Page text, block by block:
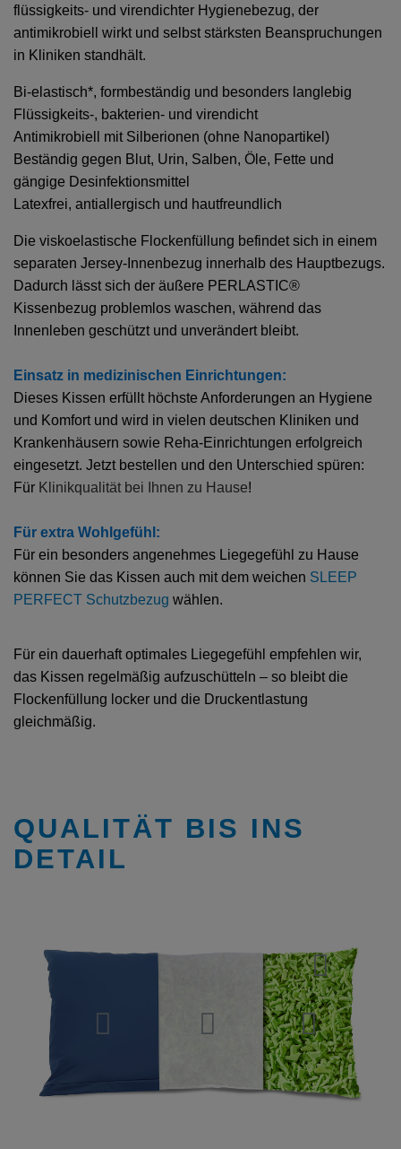
flüssigkeits- und virendichter Hygienebezug, der
antimikrobiell wirkt und selbst stärksten Beanspruchungen
in Kliniken standhält.
Bi-elastisch*, formbeständig und besonders langlebig
Flüssigkeits-, bakterien- und virendicht
Antimikrobiell mit Silberionen (ohne Nanopartikel)
Beständig gegen Blut, Urin, Salben, Öle, Fette und
gängige Desinfektionsmittel
Latexfrei, antiallergisch und hautfreundlich
Die viskoelastische Flockenfüllung befindet sich in einem
separaten Jersey-Innenbezug innerhalb des Hauptbezugs.
Dadurch lässt sich der äußere PERLASTIC®
Kissenbezug problemlos waschen, während das
Innenleben geschützt und unverändert bleibt.
Einsatz in medizinischen Einrichtungen:
Dieses Kissen erfüllt höchste Anforderungen an Hygiene
und Komfort und wird in vielen deutschen Kliniken und
Krankenhäusern sowie Reha-Einrichtungen erfolgreich
eingesetzt. Jetzt bestellen und den Unterschied spüren:
Für Klinikqualität bei Ihnen zu Hause!
Für extra Wohlgefühl:
Für ein besonders angenehmes Liegegefühl zu Hause
können Sie das Kissen auch mit dem weichen SLEEP
PERFECT Schutzbezug wählen.
Für ein dauerhaft optimales Liegegefühl empfehlen wir,
das Kissen regelmäßig aufzuschütteln – so bleibt die
Flockenfüllung locker und die Druckentlastung
gleichmäßig.
QUALITÄT BIS INS
DETAIL